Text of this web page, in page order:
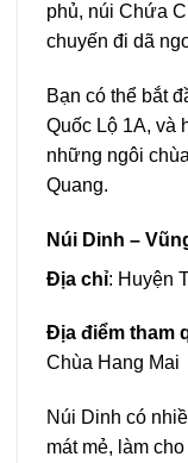
phủ, núi Chứa
chuyến đi dã
Bạn có thể bắt
Quốc Lộ 1A, và
những ngôi
Quang.
Núi Dinh –
Địa chỉ: Huyện
Địa điểm tham
Chùa Hang Mai
Núi Dinh có
mát mẻ, làm